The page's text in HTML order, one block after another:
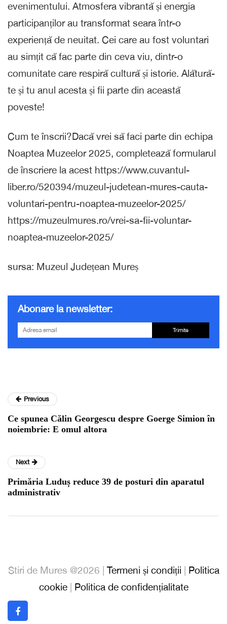
evenimentului. Atmosfera vibrantă și energia
participanților au transformat seara într-o
experiență de neuitat. Cei care au fost voluntari
au simțit că fac parte din ceva viu, dintr-o
comunitate care respiră cultură și istorie. Alătură-
te și tu anul acesta și fii parte din această
poveste!
Cum te înscrii?Dacă vrei să faci parte din echipa
Noaptea Muzeelor 2025, completează formularul
de înscriere la acest https://www.cuvantul-
liber.ro/520394/muzeul-judetean-mures-cauta-
voluntari-pentru-noaptea-muzeelor-2025/
https://muzeulmures.ro/vrei-sa-fii-voluntar-
noaptea-muzeelor-2025/
sursa: Muzeul Județean Mureș
Abonare la newsletter:
Trimite
Previous
Ce spunea Călin Georgescu despre Goerge Simion în
noiembrie: E omul altora
Next
Primăria Luduș reduce 39 de posturi din aparatul
administrativ
Stiri de Mures @2026 | Termeni și condiții
Politica
cookie| Politica de confidențialitate